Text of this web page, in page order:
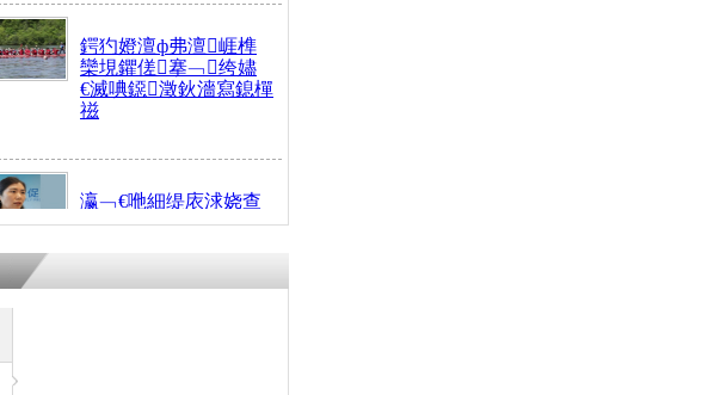
鍔犳嬁澶ф弗澶崕榫
欒垷鑺傞搴﹁绔嬧
€滅唺鐚澂鈥濇寫鎴樿
禌
瀛﹁€咃細缇庡浗娆查
€间笢鍗椾簹涓庝腑鍥
熷悎浣� 涓ㄥ浗闄呰